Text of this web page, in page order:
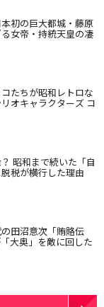
初の巨大都城・藤原
女帝・持統天皇の凄
たちが昭和レトロな
オキャラクターズ コ
昭和まで続いた「自
税が横行した理由
田沼意次「賄賂伝
大奥」を敵に回した